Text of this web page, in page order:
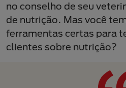
no conselho de seu
de nutrição. Mas você
ferramentas certas para
clientes sobre nutrição?